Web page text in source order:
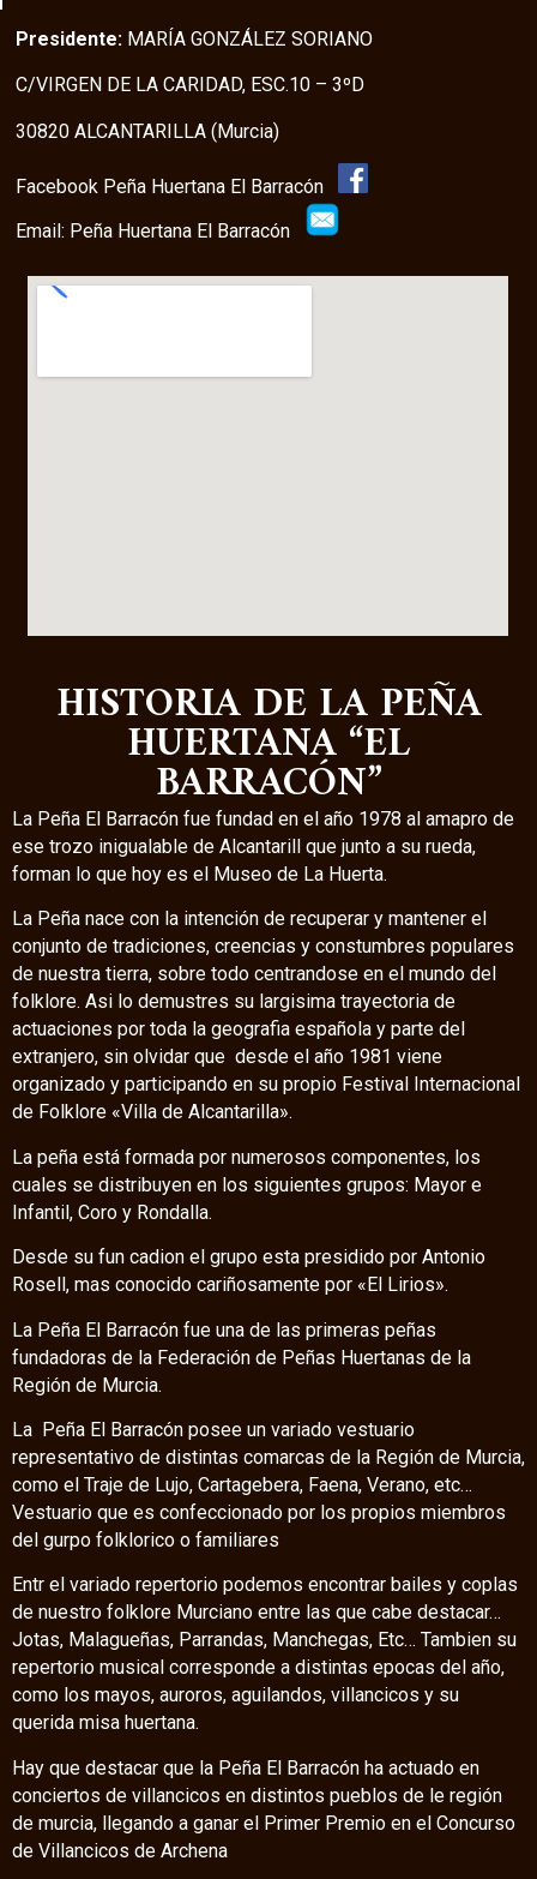
Presidente: MARÍA GONZÁLEZ SORIANO
C/VIRGEN DE LA CARIDAD, ESC.10 – 3ºD
30820 ALCANTARILLA (Murcia)
Facebook Peña Huertana El Barracón
Email: Peña Huertana El Barracón
HISTORIA DE LA PEÑA
HUERTANA “EL
BARRACÓN”
La Peña El Barracón fue fundad en el año 1978 al amapro de
ese trozo inigualable de Alcantarill que junto a su rueda,
forman lo que hoy es el Museo de La Huerta.
La Peña nace con la intención de recuperar y mantener el
conjunto de tradiciones, creencias y constumbres populares
de nuestra tierra, sobre todo centrandose en el mundo del
folklore. Asi lo demustres su largisima trayectoria de
actuaciones por toda la geografia española y parte del
extranjero, sin olvidar que desde el año 1981 viene
organizado y participando en su propio Festival Internacional
de Folklore «Villa de Alcantarilla».
La peña está formada por numerosos componentes, los
cuales se distribuyen en los siguientes grupos: Mayor e
Infantil, Coro y Rondalla.
Desde su fun cadion el grupo esta presidido por Antonio
Rosell, mas conocido cariñosamente por «El Lirios».
La Peña El Barracón fue una de las primeras peñas
fundadoras de la Federación de Peñas Huertanas de la
Región de Murcia.
La Peña El Barracón posee un variado vestuario
representativo de distintas comarcas de la Región de Murcia,
como el Traje de Lujo, Cartagebera, Faena, Verano, etc…
Vestuario que es confeccionado por los propios miembros
del gurpo folklorico o familiares
Entr el variado repertorio podemos encontrar bailes y coplas
de nuestro folklore Murciano entre las que cabe destacar…
Jotas, Malagueñas, Parrandas, Manchegas, Etc… Tambien su
repertorio musical corresponde a distintas epocas del año,
como los mayos, auroros, aguilandos, villancicos y su
querida misa huertana.
Hay que destacar que la Peña El Barracón ha actuado en
conciertos de villancicos en distintos pueblos de le región
de murcia, llegando a ganar el Primer Premio en el Concurso
de Villancicos de Archena